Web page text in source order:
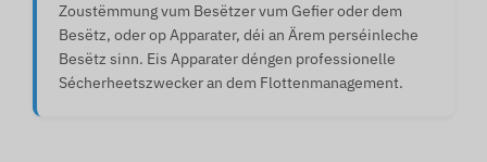
Zoustëmmung vum Besëtzer vum Gefier oder dem
Besëtz, oder op Apparater, déi an Ärem perséinleche
Besëtz sinn. Eis Apparater déngen professionelle
Sécherheetszwecker an dem Flottenmanagement.